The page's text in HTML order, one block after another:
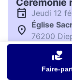
Faire-
Cérémonie
jeudi 12
Église
76200